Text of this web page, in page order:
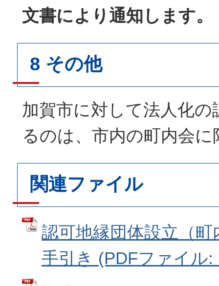
文書により通知します。
8 その他
加賀市に対して法人化の
るのは、市内の町内会に
関連ファイル
認可地縁団体設立（
手引き (PDFファイル: